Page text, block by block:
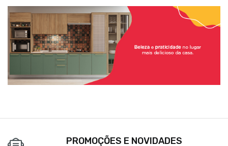
PROMOÇÕES E NOVIDADES